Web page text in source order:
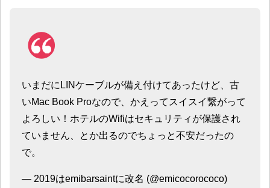
いまだにLINケーブルが備え付けてあったけど、古
いMac Book Proなので、かえってスイスイ繋がって
よろしい！ホテルのWifiはセキュリティが保護され
ていません、とか出るのでちょっと不安だったの
で。
— 2019はemibarsaintに改名 (@emicocorococo)